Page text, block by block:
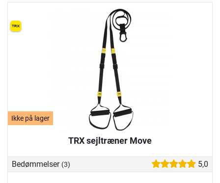
Ikke på lager
TRX sejltræner Move
Bedømmelser (3) 5,0